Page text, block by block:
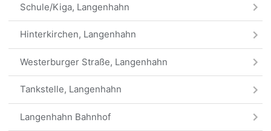
Schule/Kiga, Langenhahn
Hinterkirchen, Langenhahn
Westerburger Straße, Langenhahn
Tankstelle, Langenhahn
Langenhahn Bahnhof